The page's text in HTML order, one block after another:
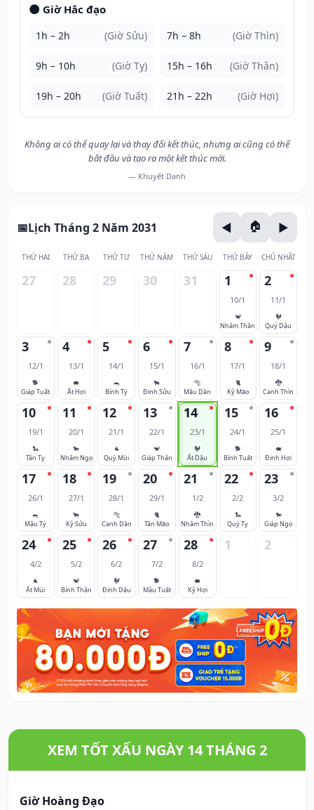
🌑 Giờ Hắc đạo
1h – 2h (Giờ Sửu) 7h – 8h (Giờ Thìn)
9h – 10h (Giờ Tỵ) 15h – 16h (Giờ Thân)
19h – 20h (Giờ Tuất) 21h – 22h (Giờ Hợi)
Không ai có thể quay lại và thay đổi kết thúc, nhưng ai cũng có thể
bắt đầu và tạo ra một kết thúc mới.
— Khuyết Danh
Lịch Tháng 2 Năm 2031
THỨ HAI THỨ BA THỨ TƯ THỨ NĂM THỨ SÁU THỨ BẢY CHỦ NHẬT
27 28 29 30 31 1
10/1
🐒
Nhâm Thân
2
11/1
🐓
Quý Dậu
3
12/1
🐕
Giáp Tuất
4
13/1
🐖
Ất Hợi
5
14/1
🐀
Bính Tý
6
15/1
🐂
Đinh Sửu
7
16/1
🐅
Mậu Dần
8
17/1
🐈
Kỷ Mão
9
18/1
🐉
Canh Thìn
10
19/1
🐍
Tân Tỵ
11
20/1
🐎
Nhâm Ngọ
12
21/1
🐐
Quý Mùi
13
22/1
🐒
Giáp Thân
14
23/1
🐓
Ất Dậu
15
24/1
🐕
Bính Tuất
16
25/1
🐖
Đinh Hợi
17
26/1
🐀
Mậu Tý
18
27/1
🐂
Kỷ Sửu
19
28/1
🐅
Canh Dần
20
29/1
🐈
Tân Mão
21
1/2
🐉
Nhâm Thìn
22
2/2
🐍
Quý Tỵ
23
3/2
🐎
Giáp Ngọ
24
4/2
🐐
Ất Mùi
25
5/2
🐒
Bính Thân
26
6/2
🐓
Đinh Dậu
27
7/2
🐕
Mậu Tuất
28
8/2
🐖
Kỷ Hợi
1 2
XEM TỐT XẤU NGÀY 14 THÁNG 2
Giờ Hoàng Đạo